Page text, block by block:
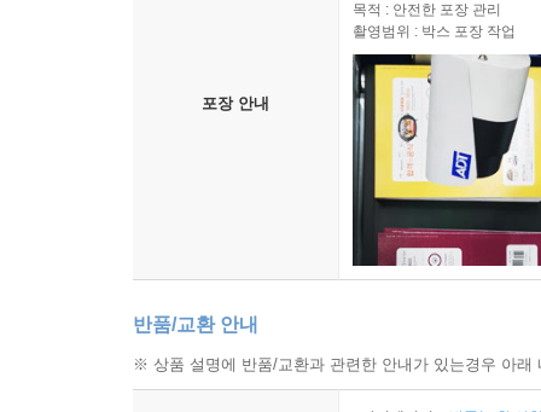
포장 안내
목적 : 안전한 포장 관리
촬영범위 : 박스 포장 작업
반품/교환 안내
※ 상품 설명에 반품/교환과 관련한 안내가 있는경우 아